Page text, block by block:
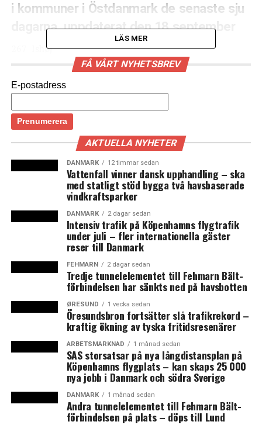
i kommuner i Östdanmark de senaste sju
dagarna, uppdaterat den 18 september
267 Ishøj
175 Vallensbæk
113 Glostrup
105 Hvidovre
105 Albertslund
104 Herlev
93 København
85 Høje-Taastrup
26 Helsingør
5 Bornholm
Källa: Statens Serum Institut
Nya covid-19 fall per 100 000 invånare
i kommuner i Skåne senaste veckan,
uppdaterat den 17 september
44 Skurup
22 Trelleborg
LÄS MER
FÅ VÅRT NYHETSBREV
E-postadress
AKTUELLA NYHETER
DANMARK 12 timmar sedan
Vattenfall vinner dansk upphandling – ska
med statligt stöd bygga två havsbaserade
vindkraftsparker
DANMARK 2 dagar sedan
Intensiv trafik på Köpenhamns flygtrafik
under juli – fler internationella gäster
reser till Danmark
FEHMARN 2 dagar sedan
Tredje tunnelelementet till Fehmarn Bält-
förbindelsen har sänkts ned på havsbotten
ØRESUND 1 vecka sedan
Öresundsbron fortsätter slå trafikrekord –
kraftig ökning av tyska fritidsresenärer
ARBETSMARKNAD 1 månad sedan
SAS storsatsar på nya långdistansplan på
Köpenhamns flygplats – kan skaps 25 000
nya jobb i Danmark och södra Sverige
DANMARK 1 månad sedan
Andra tunnelelementet till Fehmarn Bält-
förbindelsen på plats – döps till Lund